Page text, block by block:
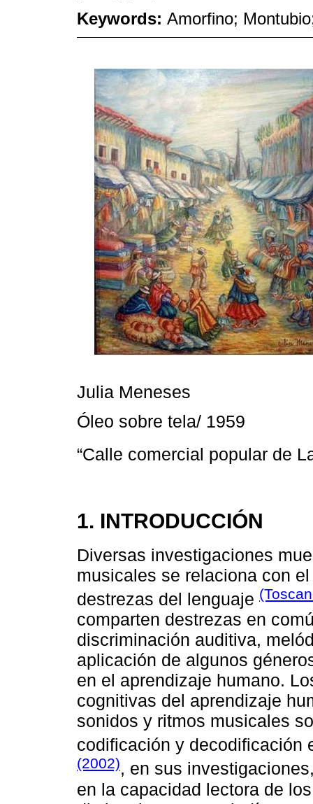
Keywords: Amorfino;
Julia Meneses
Óleo sobre tela/ 1959
“Calle comercial popular de
1. INTRODUCCIÓN
Diversas investigaciones
musicales se relaciona con
destrezas del lenguaje
comparten destrezas en
discriminación auditiva,
aplicación de algunos
en el aprendizaje humano.
cognitivas del aprendizaje
sonidos y ritmos musicales
codificación y decodificación
(2002), en sus
en la capacidad lectora de